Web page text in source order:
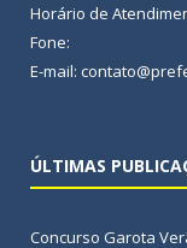
Horário de
Fone:
E-mail:
ÚLTIMAS
Concurso Garota